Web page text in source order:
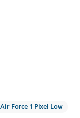
Air Force 1 Pixel Low